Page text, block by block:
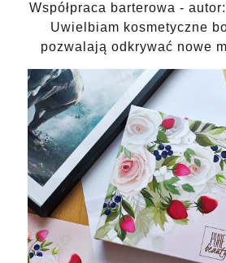
Współpraca barterowa -
Uwielbiam kosmetyczne
pozwalają odkrywać nowe